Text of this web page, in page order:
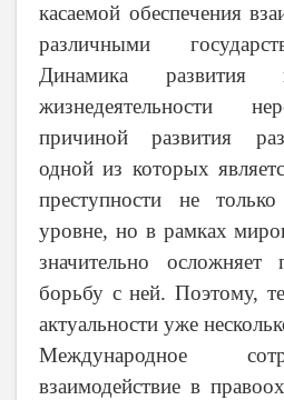
касаемой обеспечения
различными
Динамика развития
жизнедеятельности
причиной развития
одной из которых
преступности не
уровне, но в рамках
значительно осложняет
борьбу с ней. Поэтому,
актуальности уже
Международное
взаимодействие в